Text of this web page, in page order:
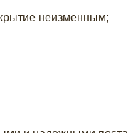
неизменным;